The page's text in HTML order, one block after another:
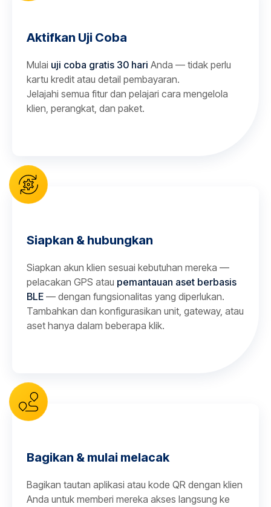
Aktifkan Uji Coba
Mulai uji coba gratis 30 hari Anda — tidak perlu
kartu kredit atau detail pembayaran.
Jelajahi semua fitur dan pelajari cara mengelola
klien, perangkat, dan paket.
Siapkan & hubungkan
Siapkan akun klien sesuai kebutuhan mereka —
pelacakan GPS atau pemantauan aset berbasis
BLE — dengan fungsionalitas yang diperlukan.
Tambahkan dan konfigurasikan unit, gateway, atau
aset hanya dalam beberapa klik.
Bagikan & mulai melacak
Bagikan tautan aplikasi atau kode QR dengan klien
Anda untuk memberi mereka akses langsung ke